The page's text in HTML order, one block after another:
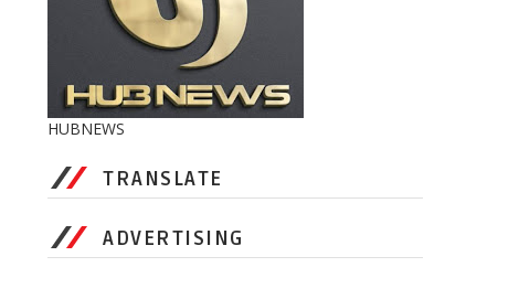
HUBNEWS
TRANSLATE
ADVERTISING